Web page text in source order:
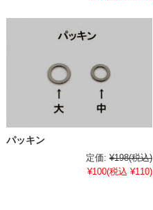
パッキン
定価: ¥198(税込)
¥100(税込 ¥110)